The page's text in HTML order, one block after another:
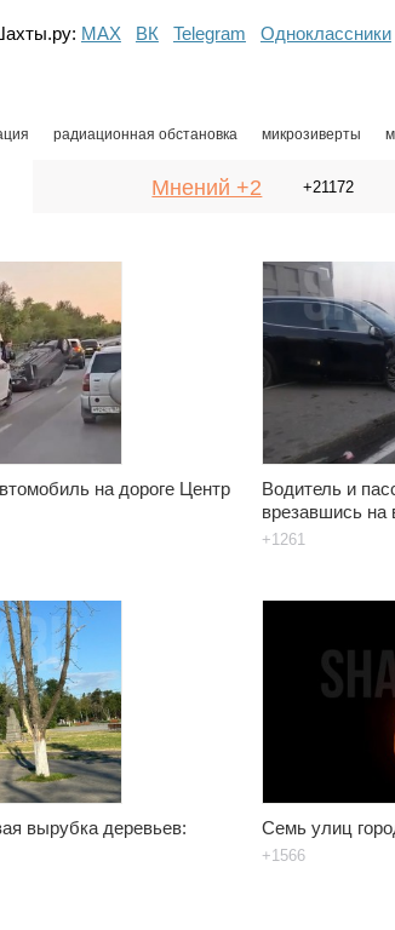
МАХ ВК Telegram Одноклассники
радиационная обстановка микрозиверты
Мнений +2 +21172
на дороге Центр
Водитель и
врезавшись на
+1261
вырубка деревьев:
Семь улиц
+1566